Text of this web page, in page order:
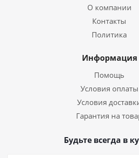
О компании
Контакты
Политика
Информация
Помощь
Условия оплаты
Условия
Гарантия на
Будьте всегда в